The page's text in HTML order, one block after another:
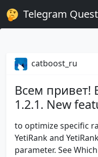
Telegram
catboost_ru
Всем привет!
1.2.1. New
to optimize specific
YetiRank and
parameter. See